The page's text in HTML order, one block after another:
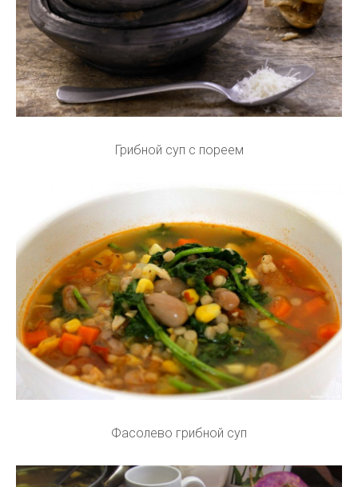
Грибной суп с пореем
Фасолево грибной суп